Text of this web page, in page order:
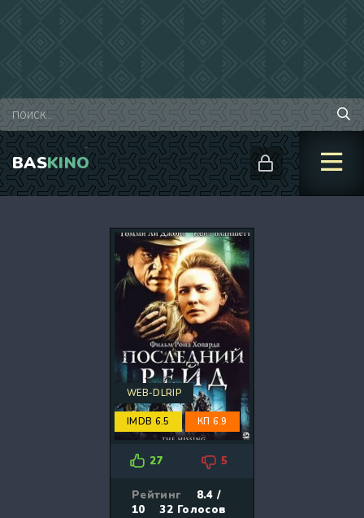
BASKINO
WEB-DLRIP
IMDB 6.5 КП 6.9
27 5
Рейтинг
8.4 /
10
32 Голосов